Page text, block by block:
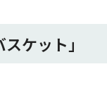
ケット」